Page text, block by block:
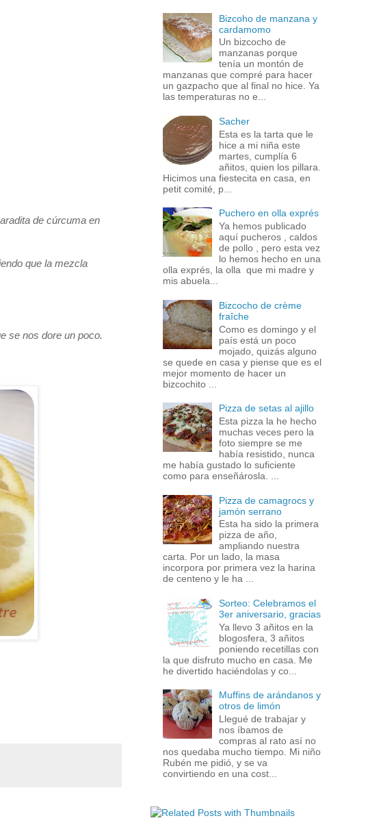
de cúrcuma en
que la mezcla
se nos dore un poco.
Bizcoho de manzana y
cardamomo
Un bizcocho de
manzanas porque
tenía un montón de
manzanas que compré para hacer
un gazpacho que al final no hice. Ya
las temperaturas no e...
Sacher
Esta es la tarta que le
hice a mi niña este
martes, cumplía 6
añitos, quien los pillara.
Hicimos una fiestecita en casa, en
petit comité, p...
Puchero en olla exprés
Ya hemos publicado
aquí pucheros , caldos
de pollo , pero esta vez
lo hemos hecho en una
olla exprés, la olla que mi madre y
mis abuela...
Bizcocho de crème
fraîche
Como es domingo y el
país está un poco
mojado, quizás alguno
se quede en casa y piense que es el
mejor momento de hacer un
bizcochito ...
Pizza de setas al ajillo
Esta pizza la he hecho
muchas veces pero la
foto siempre se me
había resistido, nunca
me había gustado lo suficiente
como para enseñárosla. ...
Pizza de camagrocs y
jamón serrano
Esta ha sido la primera
pizza de año,
ampliando nuestra
carta. Por un lado, la masa
incorpora por primera vez la harina
de centeno y le ha ...
Sorteo: Celebramos el
3er aniversario, gracias
Ya llevo 3 añitos en la
blogosfera, 3 añitos
poniendo recetillas con
la que disfruto mucho en casa. Me
he divertido haciéndolas y co...
Muffins de arándanos y
otros de limón
Llegué de trabajar y
nos íbamos de
compras al rato así no
nos quedaba mucho tiempo. Mi niño
Rubén me pidió, y se va
convirtiendo en una cost...